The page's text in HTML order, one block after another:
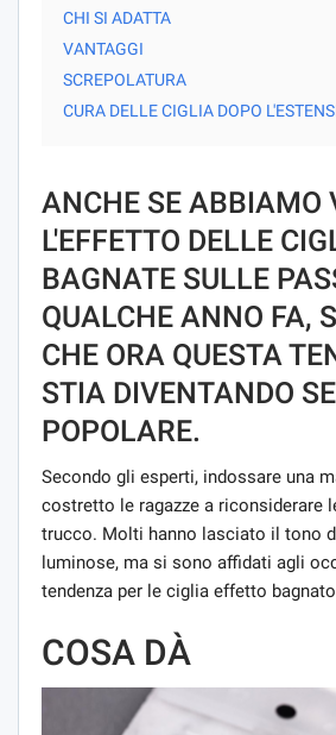
CHI SI ADATTA
VANTAGGI
SCREPOLATURA
CURA DELLE CIGLIA DOPO
ANCHE SE ABBIAMO
L'EFFETTO DELLE
BAGNATE SULLE
QUALCHE ANNO FA,
CHE ORA QUESTA
STIA DIVENTANDO
POPOLARE.
Secondo gli esperti, indossare una
costretto le ragazze a riconsiderare
trucco. Molti hanno lasciato il tono
luminose, ma si sono affidati agli
tendenza per le ciglia effetto
COSA DÀ